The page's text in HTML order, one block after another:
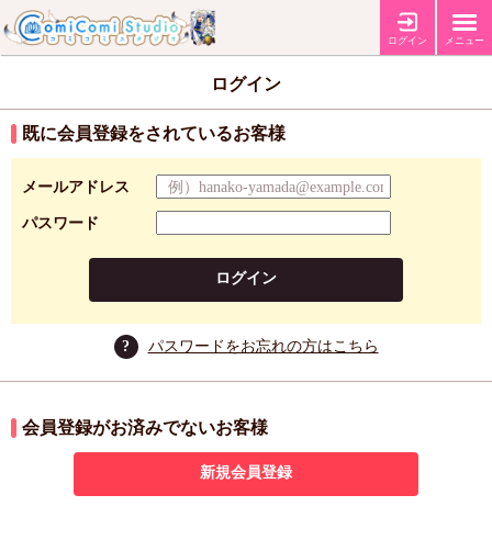
ログイン メニュー
ログイン
既に会員登録をされているお客様
メールアドレス
パスワード
ログイン
? パスワードをお忘れの方はこちら
会員登録がお済みでないお客様
新規会員登録